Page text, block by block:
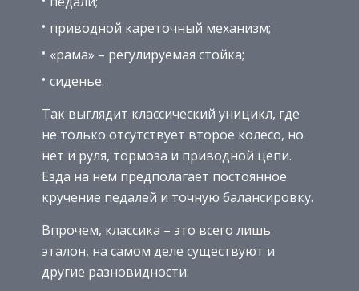
приводной кареточный механизм;
«рама» – регулируемая стойка;
сиденье.
Так выглядит классический уницикл, где
не только отсутствует второе колесо, но
нет и руля, тормоза и приводной цепи.
Езда на нем предполагает постоянное
кручение педалей и точную балансировку.
Впрочем, классика – это всего лишь
эталон, на самом деле существуют и
другие разновидности: